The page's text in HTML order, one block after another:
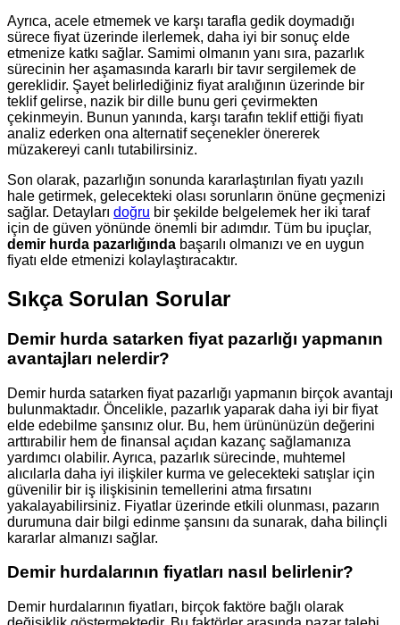
Ayrıca, acele etmemek ve karşı tarafla gedik doymadığı
sürece fiyat üzerinde ilerlemek, daha iyi bir sonuç elde
etmenize katkı sağlar. Samimi olmanın yanı sıra, pazarlık
sürecinin her aşamasında kararlı bir tavır sergilemek de
gereklidir. Şayet belirlediğiniz fiyat aralığının üzerinde bir
teklif gelirse, nazik bir dille bunu geri çevirmekten
çekinmeyin. Bunun yanında, karşı tarafın teklif ettiği fiyatı
analiz ederken ona alternatif seçenekler önererek
müzakereyi canlı tutabilirsiniz.
Son olarak, pazarlığın sonunda kararlaştırılan fiyatı yazılı
hale getirmek, gelecekteki olası sorunların önüne geçmenizi
sağlar. Detayları doğru bir şekilde belgelemek her iki taraf
için de güven yönünde önemli bir adımdır. Tüm bu ipuçlar,
demir hurda pazarlığında başarılı olmanızı ve en uygun
fiyatı elde etmenizi kolaylaştıracaktır.
Sıkça Sorulan Sorular
Demir hurda satarken fiyat pazarlığı yapmanın
avantajları nelerdir?
Demir hurda satarken fiyat pazarlığı yapmanın birçok avantajı
bulunmaktadır. Öncelikle, pazarlık yaparak daha iyi bir fiyat
elde edebilme şansınız olur. Bu, hem ürününüzün değerini
arttırabilir hem de finansal açıdan kazanç sağlamanıza
yardımcı olabilir. Ayrıca, pazarlık sürecinde, muhtemel
alıcılarla daha iyi ilişkiler kurma ve gelecekteki satışlar için
güvenilir bir iş ilişkisinin temellerini atma fırsatını
yakalayabilirsiniz. Fiyatlar üzerinde etkili olunması, pazarın
durumuna dair bilgi edinme şansını da sunarak, daha bilinçli
kararlar almanızı sağlar.
Demir hurdalarının fiyatları nasıl belirlenir?
Demir hurdalarının fiyatları, birçok faktöre bağlı olarak